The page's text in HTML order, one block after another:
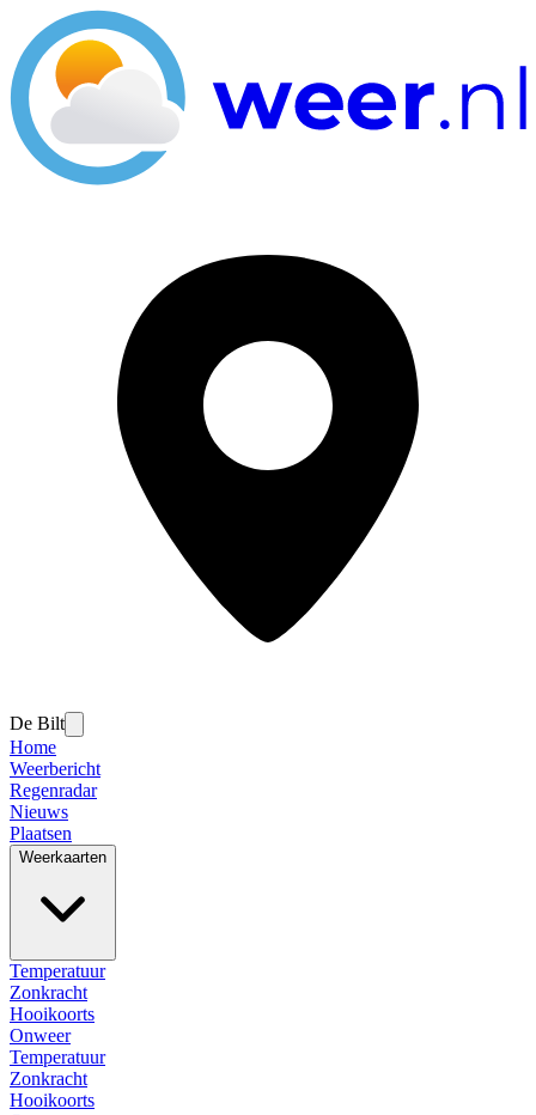
De Bilt
Home
Weerbericht
Regenradar
Nieuws
Plaatsen
Weerkaarten
Temperatuur
Zonkracht
Hooikoorts
Onweer
Temperatuur
Zonkracht
Hooikoorts